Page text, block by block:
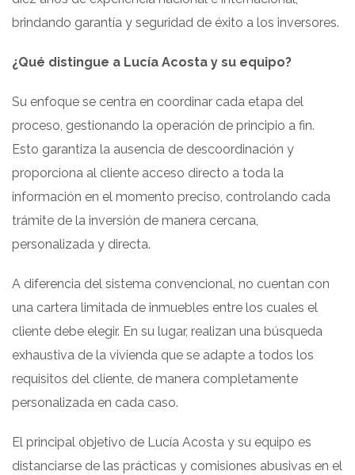
brindando garantía y seguridad de éxito a los inversores.
¿Qué distingue a Lucía Acosta y su equipo?
Su enfoque se centra en coordinar cada etapa del
proceso, gestionando la operación de principio a fin.
Esto garantiza la ausencia de descoordinación y
proporciona al cliente acceso directo a toda la
información en el momento preciso, controlando cada
trámite de la inversión de manera cercana,
personalizada y directa.
A diferencia del sistema convencional, no cuentan con
una cartera limitada de inmuebles entre los cuales el
cliente debe elegir. En su lugar, realizan una búsqueda
exhaustiva de la vivienda que se adapte a todos los
requisitos del cliente, de manera completamente
personalizada en cada caso.
El principal objetivo de Lucía Acosta y su equipo es
distanciarse de las prácticas y comisiones abusivas en el